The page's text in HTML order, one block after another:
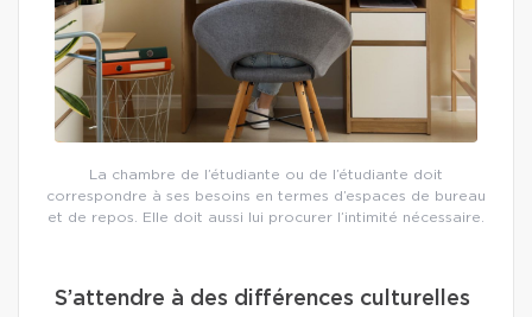
La chambre de l’étudiante ou de l’étudiante doit
correspondre à ses besoins en termes d’espaces de bureau
et de repos. Elle doit aussi lui procurer l’intimité nécessaire.
S’attendre à des différences culturelles